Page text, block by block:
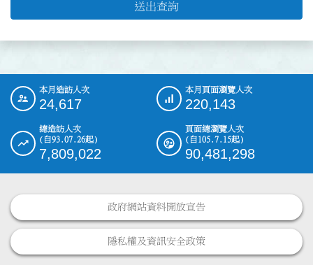
送出查詢
::: 本月造訪人次
24,617
本月頁面瀏覽人次
220,143
總造訪人次
(自93.07.26起)
7,809,022
頁面總瀏覽人次
(自105.7.15起)
90,481,298
政府網站資料開放宣告
隱私權及資訊安全政策